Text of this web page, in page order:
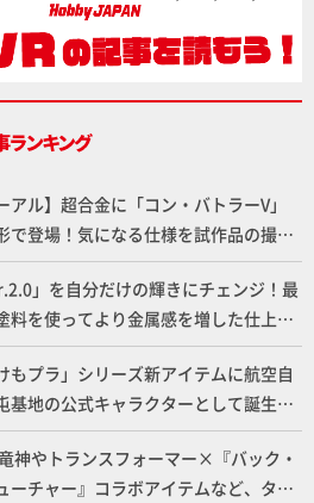
アル】超合金に「コン・バトラーV」
で登場！気になる仕様を試作品の撮り
!!さらに「大鉄人17」＆「ワンエイ
もお届け！【超合金の魂】
」を自分だけの輝きにチェンジ！最
料を使ってより金属感を増した仕上が
み】
もプラ」シリーズ新アイテムに航空自
基地の公式キャラクターとして誕生し
が着任！けもプラ公式サイト限定版と
で発売！
神やトランスフォーマー×『バック・
ーチャー』コラボアイテムなど、タカ